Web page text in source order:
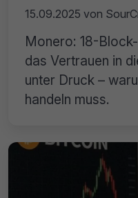
15.09.2025 von
Monero: 18-
das Vertrauen in
unter Druck –
handeln muss.